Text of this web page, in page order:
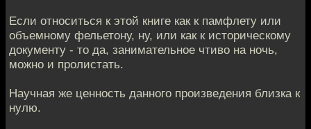
Если относиться к этой книге как к памфлету или
объемному фельетону, ну, или как к историческому
документу - то да, занимательное чтиво на ночь,
можно и пролистать.
Научная же ценность данного произведения близка к
нулю.